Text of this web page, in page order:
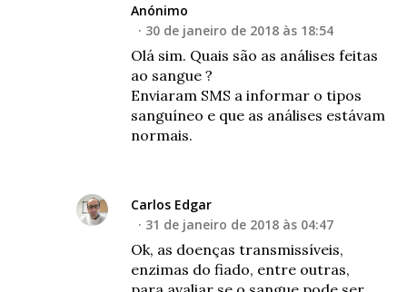
Anónimo
30 de janeiro de 2018 às 18:54
Olá sim. Quais são as análises feitas
ao sangue ?
Enviaram SMS a informar o tipos
sanguíneo e que as análises estávam
normais.
Carlos Edgar
31 de janeiro de 2018 às 04:47
Ok, as doenças transmissíveis,
enzimas do fiado, entre outras,